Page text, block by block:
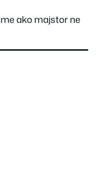
ako majstor ne